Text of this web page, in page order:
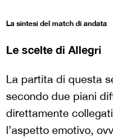
La sintesi del match di andata
Le scelte di Allegri
La partita di questa
secondo due piani
direttamente
l’aspetto emotivo,